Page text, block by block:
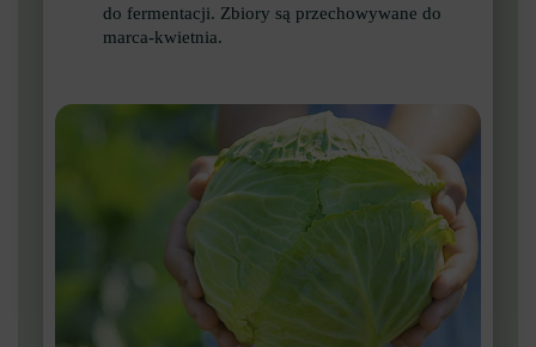
do fermentacji. Zbiory są przechowywane do
marca-kwietnia.